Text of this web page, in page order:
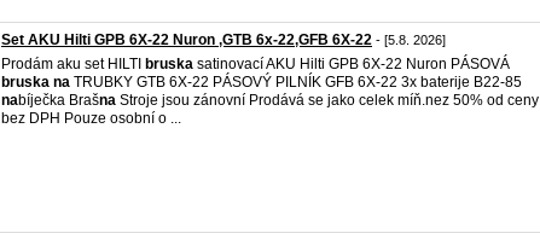
Set AKU Hilti GPB 6X-22 Nuron ,GTB 6x-22,GFB 6X-22 - [5.8. 2026]
Prodám aku set HILTI bruska satinovací AKU Hilti GPB 6X-22 Nuron PÁSOVÁ
bruska na TRUBKY GTB 6X-22 PÁSOVÝ PILNÍK GFB 6X-22 3x baterije B22-85
nabíječka Brašna Stroje jsou zánovní Prodává se jako celek míň.nez 50% od ceny
bez DPH Pouze osobní o ...